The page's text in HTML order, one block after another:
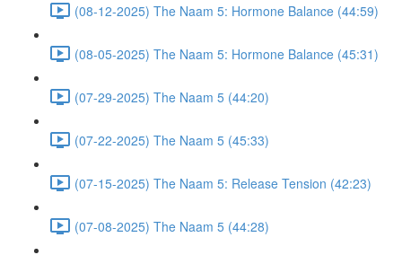
(08-12-2025) The Naam 5: Hormone Balance (44:59)
(08-05-2025) The Naam 5: Hormone Balance (45:31)
(07-29-2025) The Naam 5 (44:20)
(07-22-2025) The Naam 5 (45:33)
(07-15-2025) The Naam 5: Release Tension (42:23)
(07-08-2025) The Naam 5 (44:28)